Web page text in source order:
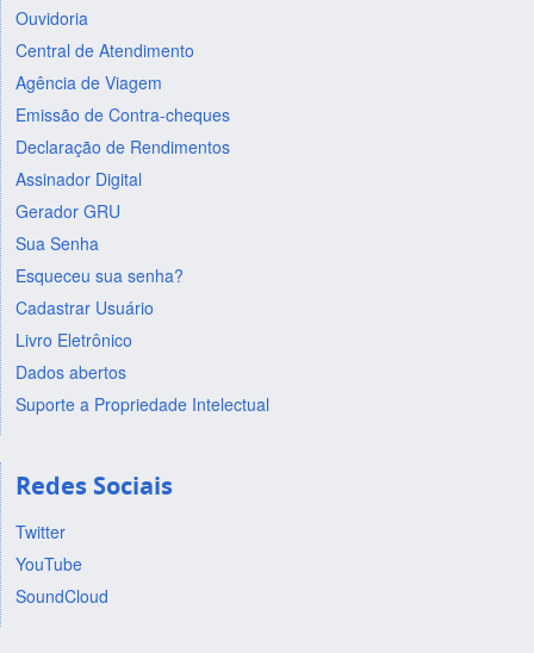
Ouvidoria
Central de Atendimento
Agência de Viagem
Emissão de Contra-cheques
Declaração de Rendimentos
Assinador Digital
Gerador GRU
Sua Senha
Esqueceu sua senha?
Cadastrar Usuário
Livro Eletrônico
Dados abertos
Suporte a Propriedade Intelectual
Redes Sociais
Twitter
YouTube
SoundCloud